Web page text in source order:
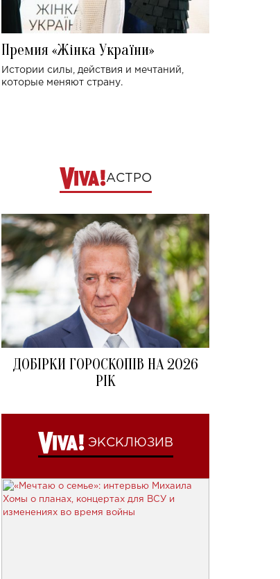
Премия «Жінка України»
Истории силы, действия и мечтаний,
которые меняют страну.
АСТРО
ДОБІРКИ ГОРОСКОПІВ НА 2026
РІК
ЭКСКЛЮЗИВ